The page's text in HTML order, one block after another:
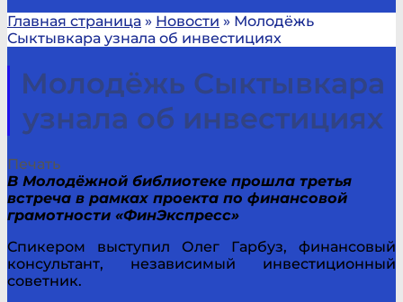
Главная страница » Новости » Молодёжь
Сыктывкара узнала об инвестициях
Молодёжь Сыктывкара
узнала об инвестициях
Печать
В Молодёжной библиотеке прошла третья
встреча в рамках проекта по финансовой
грамотности «ФинЭкспресс»
Спикером выступил Олег Гарбуз, финансовый
консультант, независимый инвестиционный
советник.